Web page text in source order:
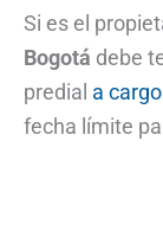
Si es el
Bogotá debe
predial a
fecha límite